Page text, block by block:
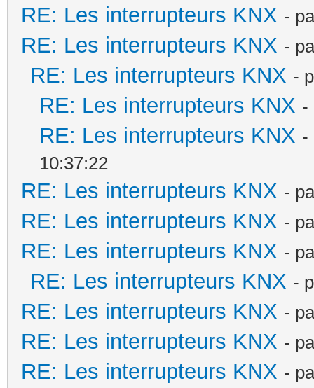
RE: Les interrupteurs KNX -
RE: Les interrupteurs KNX -
RE: Les interrupteurs KNX -
RE: Les interrupteurs KNX -
RE: Les interrupteurs KNX -
10:37:22
RE: Les interrupteurs KNX -
RE: Les interrupteurs KNX -
RE: Les interrupteurs KNX -
RE: Les interrupteurs KNX -
RE: Les interrupteurs KNX -
RE: Les interrupteurs KNX -
RE: Les interrupteurs KNX -